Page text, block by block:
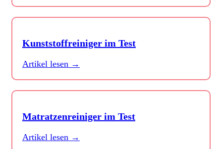
Kunststoffreiniger im Test
Artikel lesen →
Matratzenreiniger im Test
Artikel lesen →